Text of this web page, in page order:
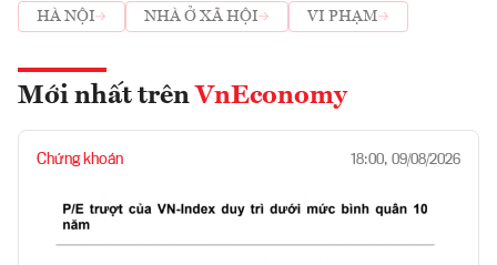
HÀ NỘI NHÀ Ở XÃ HỘI VI PHẠM
Mới nhất trên VnEconomy
Chứng khoán 18:00, 09/08/2026